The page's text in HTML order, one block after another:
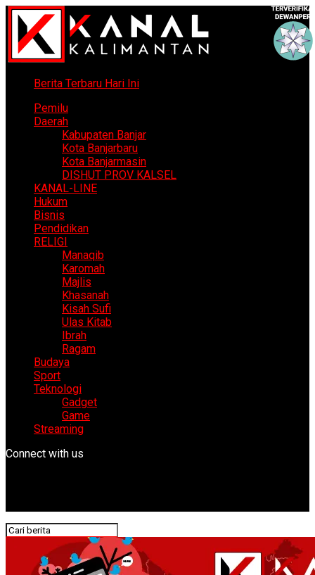
Berita Terbaru Hari Ini
Pemilu
Daerah
Kabupaten Banjar
Kota Banjarbaru
Kota Banjarmasin
DISHUT PROV KALSEL
KANAL-LINE
Hukum
Bisnis
Pendidikan
RELIGI
Manaqib
Karomah
Majlis
Khasanah
Kisah Sufi
Ulas Kitab
Ibrah
Ragam
Budaya
Sport
Teknologi
Gadget
Game
Streaming
Connect with us